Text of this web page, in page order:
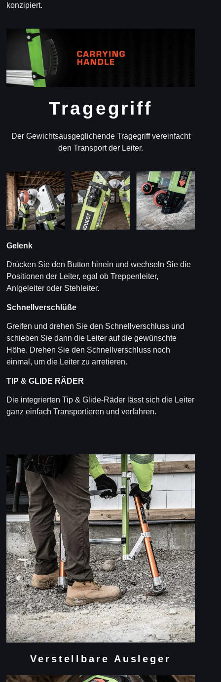
konzipiert.
Tragegriff
Der Gewichtsausgeglichende Tragegriff vereinfacht
den Transport der Leiter.
Gelenk
Drücken Sie den Button hinein und wechseln Sie die
Positionen der Leiter, egal ob Treppenleiter,
Anlgeleiter oder Stehleiter.
Schnellverschlüße
Greifen und drehen Sie den Schnellverschluss und
schieben Sie dann die Leiter auf die gewünschte
Höhe. Drehen Sie den Schnellverschluss noch
einmal, um die Leiter zu arretieren.
TIP & GLIDE RÄDER
Die integrierten Tip & Glide-Räder lässt sich die Leiter
ganz einfach Transportieren und verfahren.
Verstellbare Ausleger